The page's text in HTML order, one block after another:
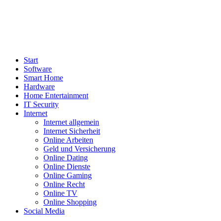
Start
Software
Smart Home
Hardware
Home Entertainment
IT Security
Internet
Internet allgemein
Internet Sicherheit
Online Arbeiten
Geld und Versicherung
Online Dating
Online Dienste
Online Gaming
Online Recht
Online TV
Online Shopping
Social Media